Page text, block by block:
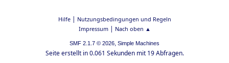
Hilfe| Nutzungsbedingungen und Regeln
Impressum| Nach oben ▲
SMF 2.1.7 © 2026, Simple Machines
Seite erstellt in 0.061 Sekunden mit 19 Abfragen.